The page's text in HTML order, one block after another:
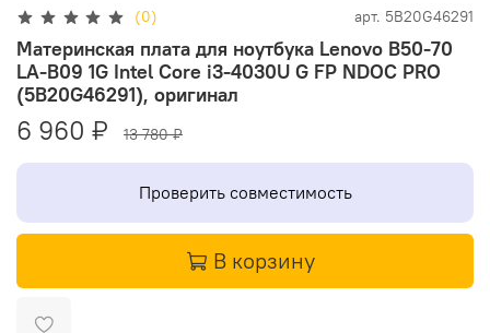
(0) арт. 5B20G46291
Материнская плата для ноутбука Lenovo B50-70
LA-B09 1G Intel Core i3-4030U G FP NDOC PRO
(5B20G46291), оригинал
6 960 ₽ 13 780 ₽
Проверить совместимость
В корзину